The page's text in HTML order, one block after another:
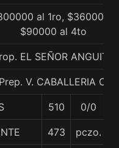
al 1ro, $360000
$90000 al 4to
EL SEÑOR ANGUITA
Prep. V. CABALLERIA C.
510 0/0
473 pczo.